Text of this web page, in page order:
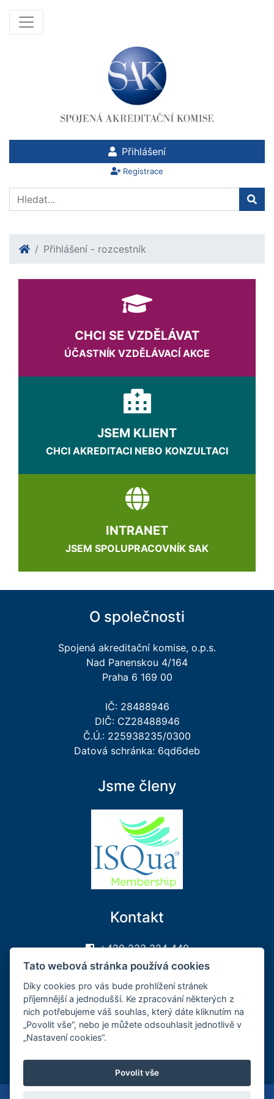
Přihlášení
Registrace
Přihlášení - rozcestník
CHCI SE VZDĚLÁVAT
ÚČASTNÍK VZDĚLÁVACÍ AKCE
JSEM KLIENT
CHCI AKREDITACI NEBO KONZULTACI
INTRANET
JSEM SPOLUPRACOVNÍK SAK
O společnosti
Spojená akreditační komise, o.p.s.
Nad Panenskou 4/164
Praha 6 169 00
IČ: 28488946
DIČ: CZ28488946
Č.Ú.: 225938235/0300
Datová schránka: 6qd6deb
Jsme členy
Kontakt
+420 233 324 440
sekretariat@sakcr.cz
Může se vám hodit
Registrace
Tato webová stránka používá cookies
Díky cookies pro vás bude prohlížení stránek
příjemnější a jednodušší. Ke zpracování některých z
nich potřebujeme váš souhlas, který dáte kliknutím na
„Povolit vše“, nebo je můžete odsouhlasit jednotlivě v
„Nastavení cookies“.
Povolit vše